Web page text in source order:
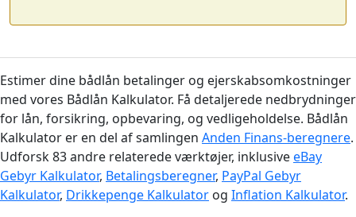
Estimer dine bådlån betalinger og ejerskabsomkostninger
med vores Bådlån Kalkulator. Få detaljerede nedbrydninger
for lån, forsikring, opbevaring, og vedligeholdelse. Bådlån
Kalkulator er en del af samlingen Anden Finans-beregnere.
Udforsk 83 andre relaterede værktøjer, inklusiveeBay
Gebyr Kalkulator, Betalingsberegner, PayPal Gebyr
Kalkulator, Drikkepenge Kalkulator og Inflation Kalkulator.